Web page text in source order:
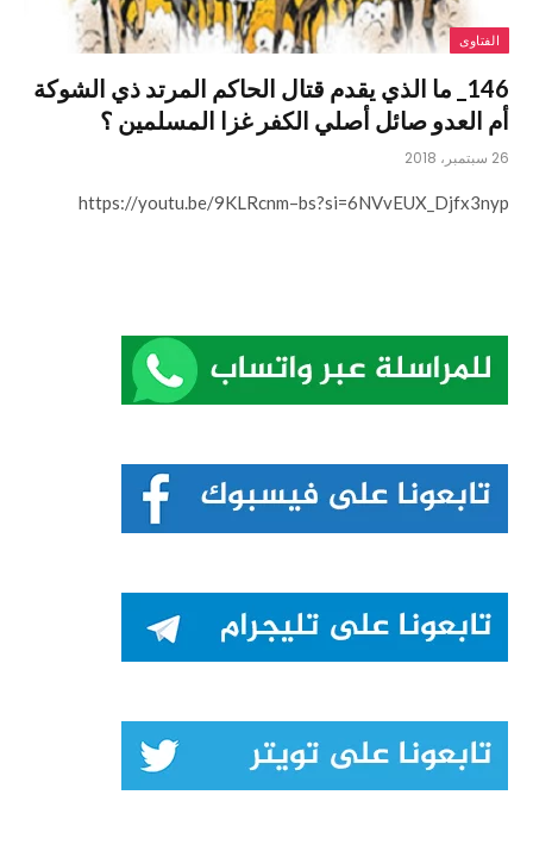
الفتاوى
146_ ما الذي يقدم قتال الحاكم المرتد ذي الشوكة
أم العدو صائل أصلي الكفر غزا المسلمين ؟
26 سبتمبر، 2018
https://youtu.be/9KLRcnm–bs?si=6NVvEUX_Djfx3nyp